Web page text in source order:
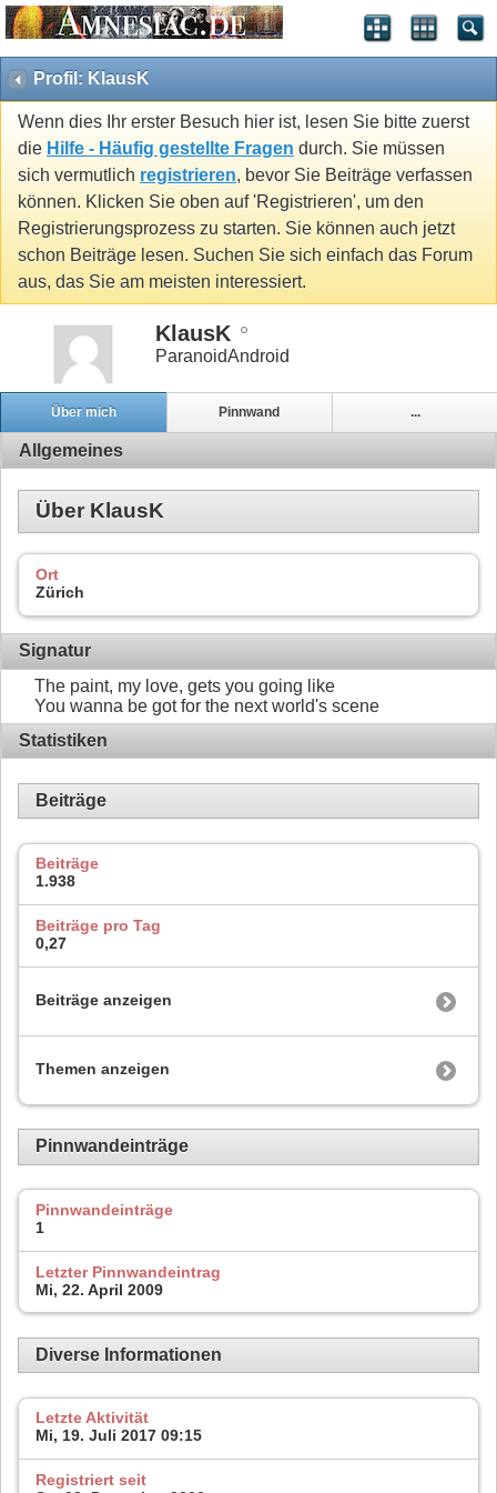
Profil: KlausK
Wenn dies Ihr erster Besuch hier ist, lesen Sie bitte zuerst
die Hilfe - Häufig gestellte Fragen durch. Sie müssen
sich vermutlich registrieren, bevor Sie Beiträge verfassen
können. Klicken Sie oben auf 'Registrieren', um den
Registrierungsprozess zu starten. Sie können auch jetzt
schon Beiträge lesen. Suchen Sie sich einfach das Forum
aus, das Sie am meisten interessiert.
KlausK
ParanoidAndroid
Über mich Pinnwand ...
Allgemeines
Über KlausK
Ort
Zürich
Signatur
The paint, my love, gets you going like
You wanna be got for the next world's scene
Statistiken
Beiträge
Beiträge
1.938
Beiträge pro Tag
0,27
Beiträge anzeigen
Themen anzeigen
Pinnwandeinträge
Pinnwandeinträge
1
Letzter Pinnwandeintrag
Mi, 22. April 2009
Diverse Informationen
Letzte Aktivität
Mi, 19. Juli 2017 09:15
Registriert seit